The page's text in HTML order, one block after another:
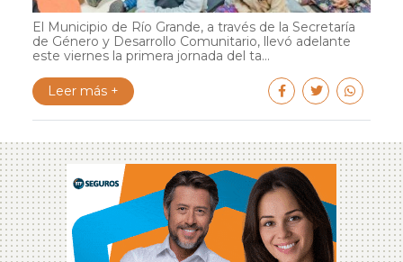
El Municipio de Río Grande, a través de la Secretaría
de Género y Desarrollo Comunitario, llevó adelante
este viernes la primera jornada del ta...
Leer más +